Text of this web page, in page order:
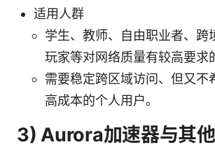
适用人群
学生、教师、自由职业者、跨
玩家等对网络质量有较高要求
需要稳定跨区域访问、但又不
高成本的个人用户。
3) Aurora加速器与其